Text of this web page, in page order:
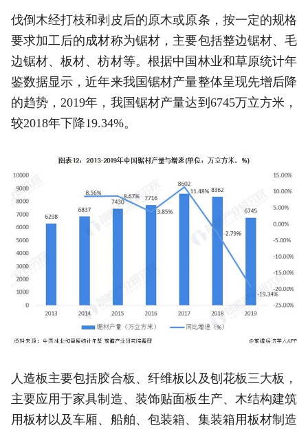
伐倒木经打枝和剥皮后的原木或原条，按一定的规格
要求加工后的成材称为锯材，主要包括整边锯材、毛
边锯材、板材、枋材等。根据中国林业和草原统计年
鉴数据显示，近年来我国锯材产量整体呈现先增后降
的趋势，2019年，我国锯材产量达到6745万立方米，
较2018年下降19.34%。
人造板主要包括胶合板、纤维板以及刨花板三大板，
主要应用于家具制造、装饰贴面板生产、木结构建筑
用板材以及车厢、船舶、包装箱、集装箱用板材制造